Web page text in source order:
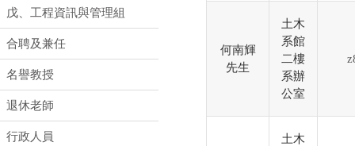
戊、工程資訊與管理組
合聘及兼任
名譽教授
退休老師
行政人員
何南輝
先生
土木
系館
二樓
系辦
公室
土木